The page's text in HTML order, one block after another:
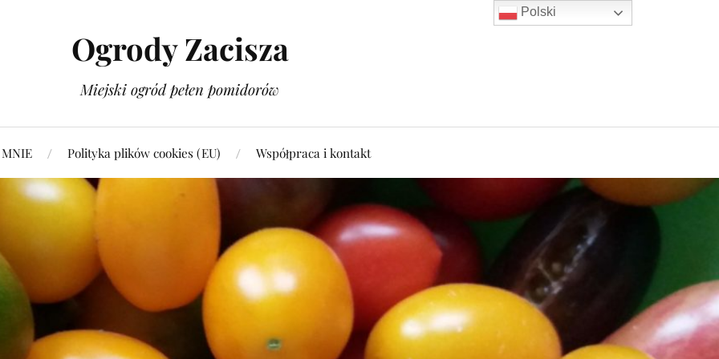
Ogrody Zacisza
Miejski ogród pełen pomidorów
Polityka plików cookies (EU) Współpraca i kontakt
Polski